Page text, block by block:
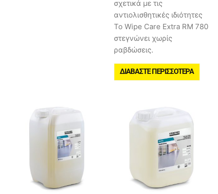
σχετικά με τις
αντιολισθητικές ιδιότητες
Το Wipe Care Extra RM 780
στεγνώνει χωρίς
ραβδώσεις.
ΔΙΑΒΆΣΤΕ ΠΕΡΙΣΣΌΤΕΡΑ